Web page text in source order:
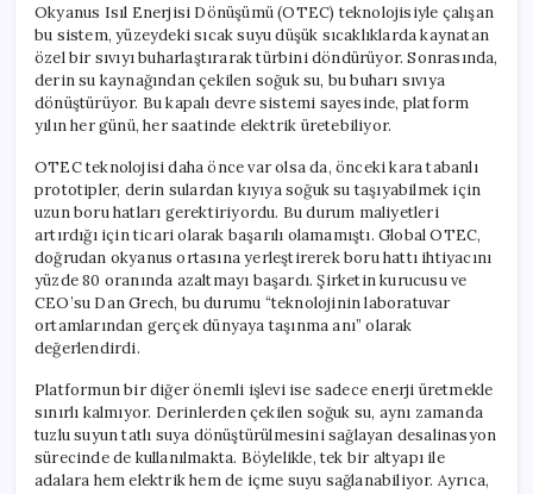
Okyanus Isıl Enerjisi Dönüşümü (OTEC) teknolojisiyle çalışan
bu sistem, yüzeydeki sıcak suyu düşük sıcaklıklarda kaynatan
özel bir sıvıyı buharlaştırarak türbini döndürüyor. Sonrasında,
derin su kaynağından çekilen soğuk su, bu buharı sıvıya
dönüştürüyor. Bu kapalı devre sistemi sayesinde, platform
yılın her günü, her saatinde elektrik üretebiliyor.
OTEC teknolojisi daha önce var olsa da, önceki kara tabanlı
prototipler, derin sulardan kıyıya soğuk su taşıyabilmek için
uzun boru hatları gerektiriyordu. Bu durum maliyetleri
artırdığı için ticari olarak başarılı olamamıştı. Global OTEC,
doğrudan okyanus ortasına yerleştirerek boru hattı ihtiyacını
yüzde 80 oranında azaltmayı başardı. Şirketin kurucusu ve
CEO’su Dan Grech, bu durumu “teknolojinin laboratuvar
ortamlarından gerçek dünyaya taşınma anı” olarak
değerlendirdi.
Platformun bir diğer önemli işlevi ise sadece enerji üretmekle
sınırlı kalmıyor. Derinlerden çekilen soğuk su, aynı zamanda
tuzlu suyun tatlı suya dönüştürülmesini sağlayan desalinasyon
sürecinde de kullanılmakta. Böylelikle, tek bir altyapı ile
adalara hem elektrik hem de içme suyu sağlanabiliyor. Ayrıca,